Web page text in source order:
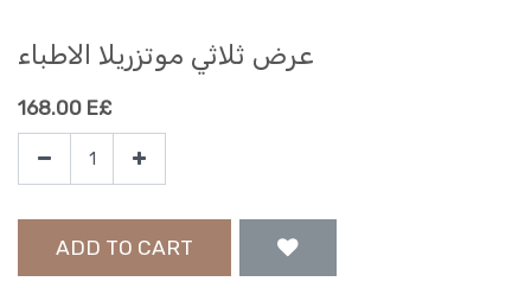
عرض ثلاثي موتزريلا الاطباء
168.00 E£
ADD TO CART